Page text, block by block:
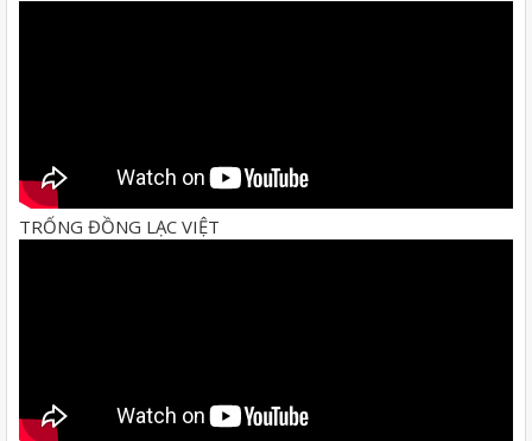
TRỐNG ĐỒNG LẠC VIỆT